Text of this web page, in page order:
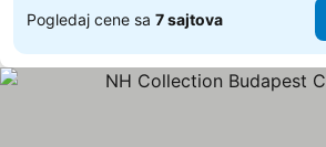
Pogledaj cene sa 7 sajtova